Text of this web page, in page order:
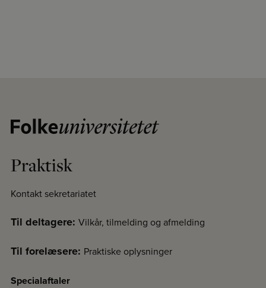
Praktisk
Kontakt sekretariatet
Til deltagere: Vilkår, tilmelding og afmelding
Til forelæsere: Praktiske oplysninger
Specialaftaler